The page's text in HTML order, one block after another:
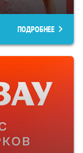
ПОДРОБНЕЕ